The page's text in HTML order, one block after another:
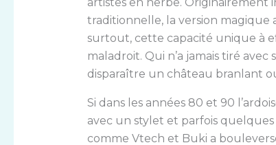
traditionnelle, la version magique
surtout, cette capacité unique à
maladroit. Qui n’a jamais tiré
disparaître un château branlant
Si dans les années 80 et 90
avec un stylet et parfois
comme Vtech et Buki a